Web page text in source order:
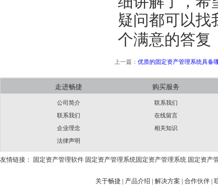
疑问都可以找
个满意的答复
上一篇： 优质的固定资产管理系统具备
走进畅捷
公司简介
联系我们
企业理念
法律声明
购买服务
联系我们
在线留言
相关知识
友情链接： 固定资产管理软件 固定资产管理系统固定资产管理系统 固定资产
关于畅捷 | 产品介绍 | 解决方案 | 合作伙伴 |